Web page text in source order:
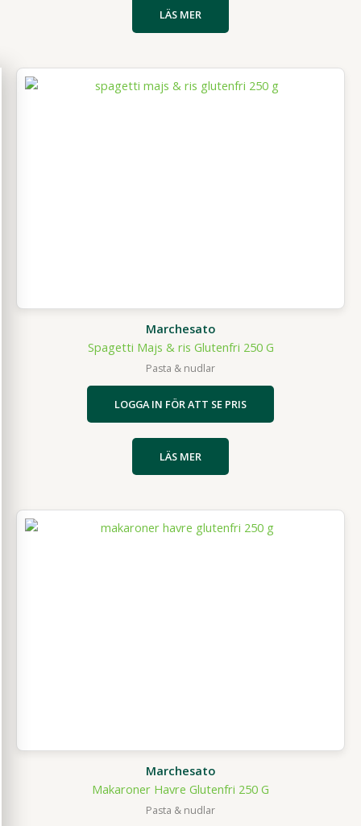
LÄS MER
Marchesato
Spagetti Majs & ris Glutenfri 250 G
Pasta & nudlar
LOGGA IN FÖR ATT SE PRIS
LÄS MER
Marchesato
Makaroner Havre Glutenfri 250 G
Pasta & nudlar